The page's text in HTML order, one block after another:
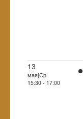
13
мая|Ср
15:30 - 17:00